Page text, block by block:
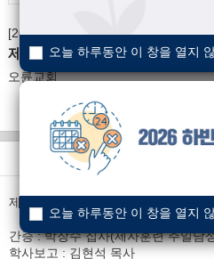
[2024-10-25] 기타영상
제자사역훈련 수료식
오륜교회
제자사역훈련 수료식
간증 : 박장수 집사(제자훈련 주일남
학사보고 : 김현석 목사
오늘 하루동안 이 창을 열지
오늘 하루동안 이 창을 열지